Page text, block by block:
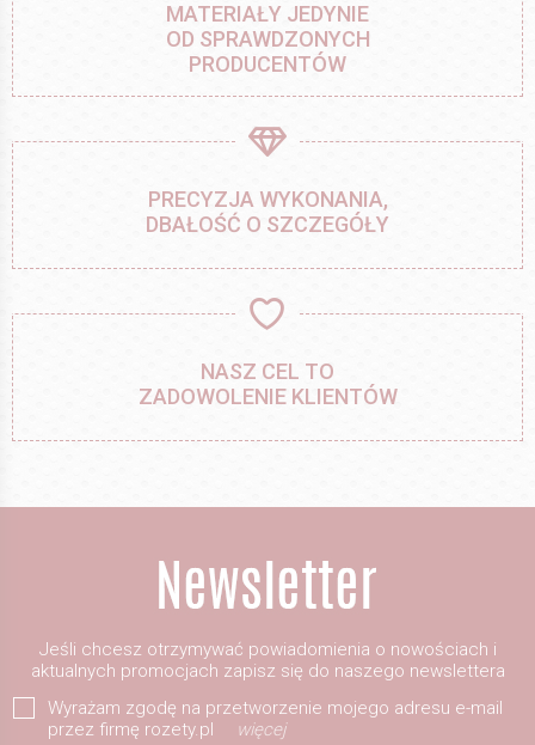
MATERIAŁY JEDYNIE
OD SPRAWDZONYCH
PRODUCENTÓW
PRECYZJA WYKONANIA,
DBAŁOŚĆ O SZCZEGÓŁY
NASZ CEL TO
ZADOWOLENIE KLIENTÓW
Jeśli chcesz otrzymywać powiadomienia o nowościach i
aktualnych promocjach zapisz się do naszego newslettera
Wyrażam zgodę na przetworzenie mojego adresu e-mail
przez firmę rozety.pl
więcej